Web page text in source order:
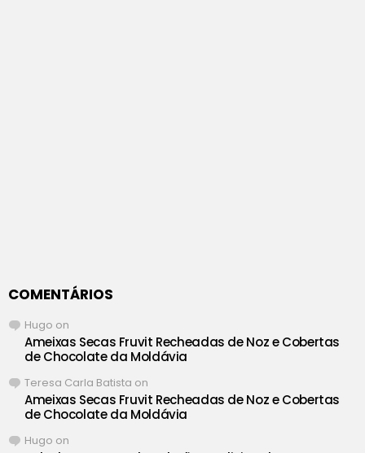
COMENTÁRIOS
Hugo on
Ameixas Secas Fruvit Recheadas de Noz e Cobertas
de Chocolate da Moldávia
Teresa Carla Batista on
Ameixas Secas Fruvit Recheadas de Noz e Cobertas
de Chocolate da Moldávia
Hugo on